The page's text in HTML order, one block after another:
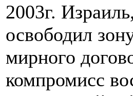
2003г.
освободил
мирного
компромисс